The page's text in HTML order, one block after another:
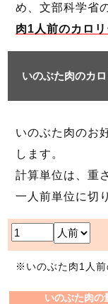
め、文部科学省
肉1人前のカロ
いのぶた肉のカ
いのぶた肉のお
します。
計算単位は、重
一人前単位に切
※いのぶた肉1人前
いのぶた肉の